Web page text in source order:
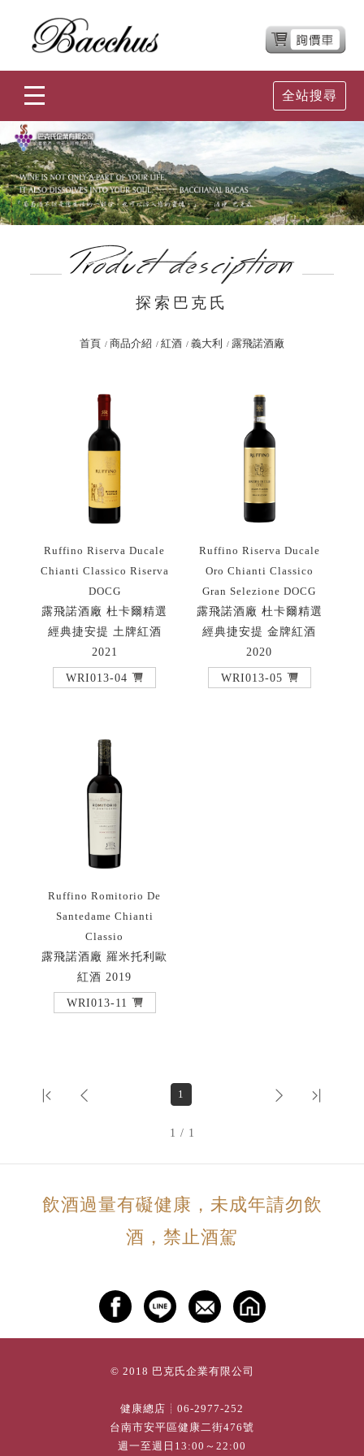
全站搜尋
探索巴克氏
首頁 商品介紹 紅酒 義大利 露飛諾酒廠
Ruffino Riserva Ducale
Chianti Classico Riserva
DOCG
露飛諾酒廠 杜卡爾精選
經典捷安提 土牌紅酒
2021
WRI013-04
Ruffino Riserva Ducale
Oro Chianti Classico
Gran Selezione DOCG
露飛諾酒廠 杜卡爾精選
經典捷安提 金牌紅酒
2020
WRI013-05
Ruffino Romitorio De
Santedame Chianti
Classio
露飛諾酒廠 羅米托利歐
紅酒 2019
WRI013-11
1
1 / 1
飲酒過量有礙健康，未成年請勿飲
酒，禁止酒駕
© 2018 巴克氏企業有限公司
健康總店┊ 06-2977-252
台南市安平區健康二街476號
週一至週日13:00～22:00